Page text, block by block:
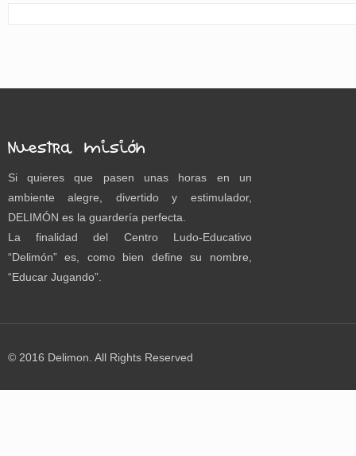
Nuestra misión
Si quieres que pasen unas horas en un
ambiente alegre, divertido y estimulador,
DELIMÓN es la guardería perfecta.
La finalidad del Centro Ludo-Educativo
“Delimón” es, como bien define su nombre,
“Educar Jugando”.
© 2016 Delimon. All Rights Reserved